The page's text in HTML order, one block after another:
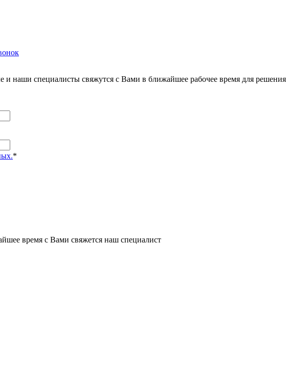
и наши специалисты свяжутся с Вами в ближайшее рабочее время для
*
время с Вами свяжется наш специалист